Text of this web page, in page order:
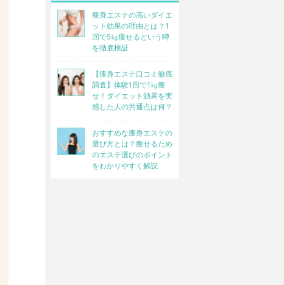
痩身エステの高いダイエ
ット効果の理由とは？1
回で5㎏痩せるという噂
を徹底検証
【痩身エステ口コミ徹底
調査】体験1回で1㎏痩
せ！ダイエット効果を実
感した人の共通点は何？
おすすめな痩身エステの
選び方とは？痩せるため
のエステ選びのポイント
をわかりやすく解説